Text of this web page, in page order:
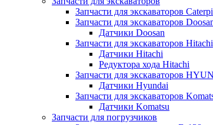
Запчасти для экскаваторов
Запчасти для экскаваторов
Датчики Doosan
Запчасти для экскаваторов Hitachi
Датчики Hitachi
Редуктора хода Hitachi
Запчасти для экскаваторов
Датчики Hyundai
Запчасти для экскаваторов
Датчики Komatsu
Запчасти для погрузчиков